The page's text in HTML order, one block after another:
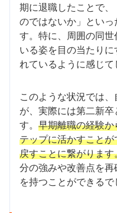
期に退職したことで
のではないか」といっ
す。特に、周囲の同
いる姿を目の当たり
れているように感じて
このような状況では
が、実際には第二新
す。 早期離職の経験
テップに活かすこと
戻すことに繋がります
分の強みや改善点を
を持つことができるで